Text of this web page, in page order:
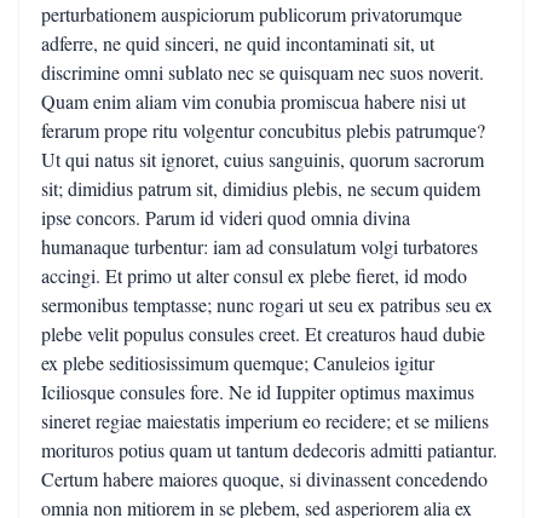
perturbationem auspiciorum publicorum privatorumque
adferre, ne quid sinceri, ne quid incontaminati sit, ut
discrimine omni sublato nec se quisquam nec suos noverit.
Quam enim aliam vim conubia promiscua habere nisi ut
ferarum prope ritu volgentur concubitus plebis patrumque?
Ut qui natus sit ignoret, cuius sanguinis, quorum sacrorum
sit; dimidius patrum sit, dimidius plebis, ne secum quidem
ipse concors. Parum id videri quod omnia divina
humanaque turbentur: iam ad consulatum volgi turbatores
accingi. Et primo ut alter consul ex plebe fieret, id modo
sermonibus temptasse; nunc rogari ut seu ex patribus seu ex
plebe velit populus consules creet. Et creaturos haud dubie
ex plebe seditiosissimum quemque; Canuleios igitur
Iciliosque consules fore. Ne id Iuppiter optimus maximus
sineret regiae maiestatis imperium eo recidere; et se miliens
morituros potius quam ut tantum dedecoris admitti patiantur.
Certum habere maiores quoque, si divinassent concedendo
omnia non mitiorem in se plebem, sed asperiorem alia ex